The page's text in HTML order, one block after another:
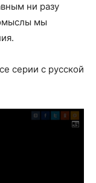
ни разу
мы
серии с русской